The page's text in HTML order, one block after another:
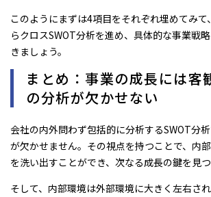
このようにまずは4項目をそれぞれ埋めてみ
らクロスSWOT分析を進め、具体的な事業戦
きましょう。
まとめ：事業の成長には客
の分析が欠かせない
会社の内外問わず包括的に分析するSWOT分
が欠かせません。その視点を持つことで、内
を洗い出すことができ、次なる成長の鍵を見つ
そして、内部環境は外部環境に大きく左右さ